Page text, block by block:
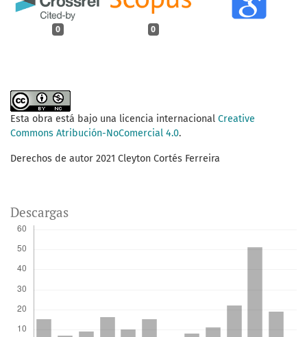
0 0
Esta obra está bajo una licencia internacional Creative
Commons Atribución-NoComercial 4.0.
Derechos de autor 2021 Cleyton Cortés Ferreira
Descargas